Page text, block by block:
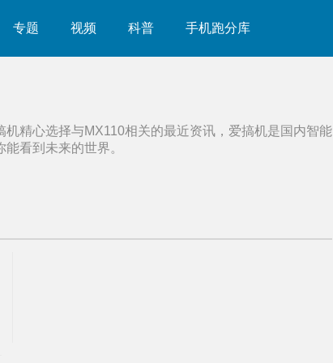
专题 视频 科普 手机跑分库
机精心选择与MX110相关的最近资讯，爱搞机是国内智能
看到未来的世界。